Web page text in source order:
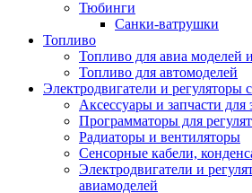
Тюбинги
Санки-ватрушки
Топливо
Топливо для авиа моделей
Топливо для автомоделей
Электродвигатели и регуляторы
Аксессуары и запчасти для
Программаторы для
Радиаторы и вентиляторы
Сенсорные кабели,
Электродвигатели и
авиамоделей